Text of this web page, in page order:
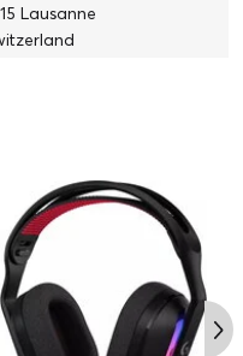
profiler, optimerade
– allt i G HUB.
Lausanne